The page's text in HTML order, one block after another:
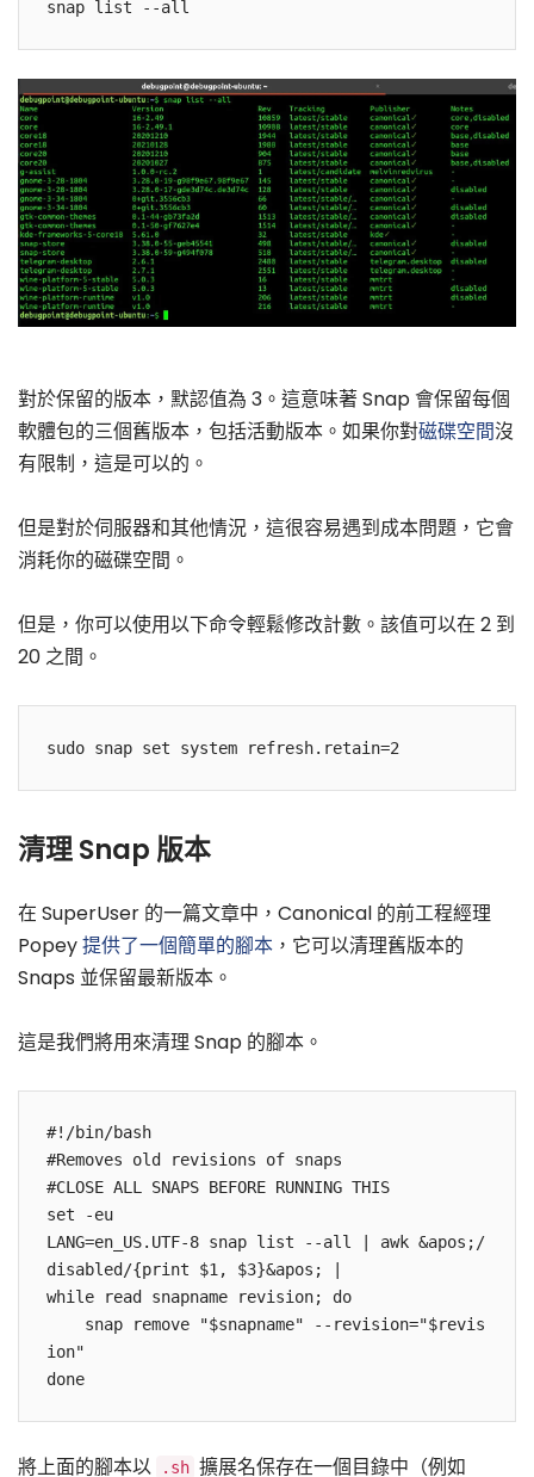
對於保留的版本，默認值為 3。這意味著 Snap 會保留每個
軟體包的三個舊版本，包括活動版本。如果你對磁碟空間沒
有限制，這是可以的。
但是對於伺服器和其他情況，這很容易遇到成本問題，它會
消耗你的磁碟空間。
但是，你可以使用以下命令輕鬆修改計數。該值可以在 2 到
20 之間。
清理 Snap 版本
在 SuperUser 的一篇文章中，Canonical 的前工程經理
Popey提供了一個簡單的腳本 ，它可以清理舊版本的
Snaps 並保留最新版本。
這是我們將用來清理 Snap 的腳本。
#!/bin/bash
#Removes old revisions of snaps
#CLOSE ALL SNAPS BEFORE RUNNING THIS
set -eu
LANG=en_US.UTF-8 snap list --all | awk &apos;/
disabled/{print $1, $3}&apos; |
while read snapname revision; do
ion"
將上面的腳本以 .sh 擴展名保存在一個目錄中（例如